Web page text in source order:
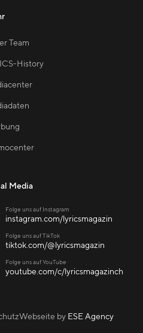
Team
History
Media
Folge uns auf Instagram
instagram.com/lyricsmagazin
Folge uns auf TikTok
tiktok.com/@lyricsmagazin
Folge uns auf YouTube
youtube.com/c/lyricsmagazinch
Webseite by ESE Agency